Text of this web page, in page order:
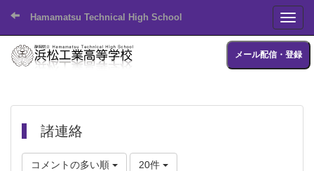
Hamamatsu Technical High School
メール配信・登録
諸連絡
コメントの多い順 20件